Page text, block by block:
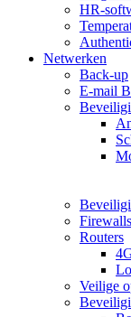
HR-
Netwerken
Back-up
E-mail
Firewalls
Routers
Veilige